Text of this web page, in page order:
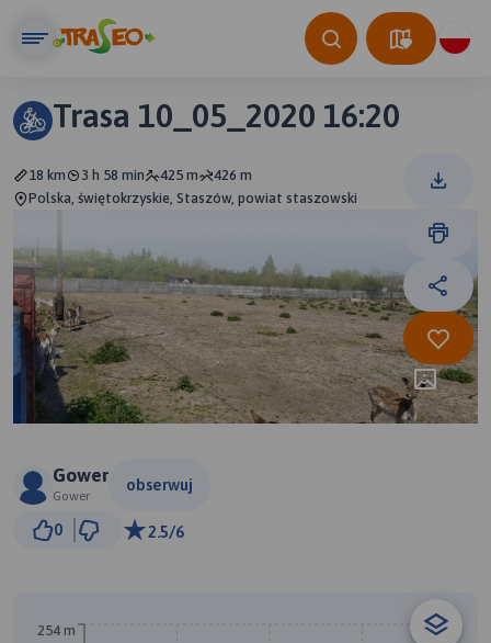
Trasa 10_05_2020 16:20
18 km 3 h 58 min 425 m
426 m
Polska, świętokrzyskie, Staszów, powiat staszowski
Gower
Gower
obserwuj
0 2.5/6
254 m